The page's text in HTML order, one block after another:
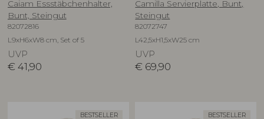
Caiam Essstäbchenhalter,
Bunt, Steingut
82072816
L9xH6xW8 cm, Set of 5
UVP
€ 41,90
Camilla Servierplatte, Bunt,
Steingut
82072747
L42,5xH1,5xW25 cm
UVP
€ 69,90
BESTSELLER BESTSELLER